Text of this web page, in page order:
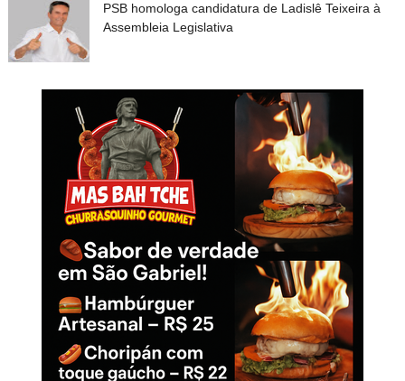
PSB homologa candidatura de Ladislê Teixeira à
Assembleia Legislativa